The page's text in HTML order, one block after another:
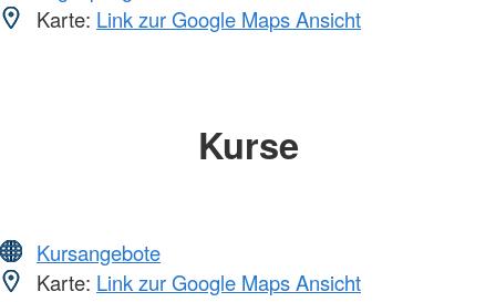
Karte: Link zur Google Maps Ansicht
Kurse
Kursangebote
Karte: Link zur Google Maps Ansicht